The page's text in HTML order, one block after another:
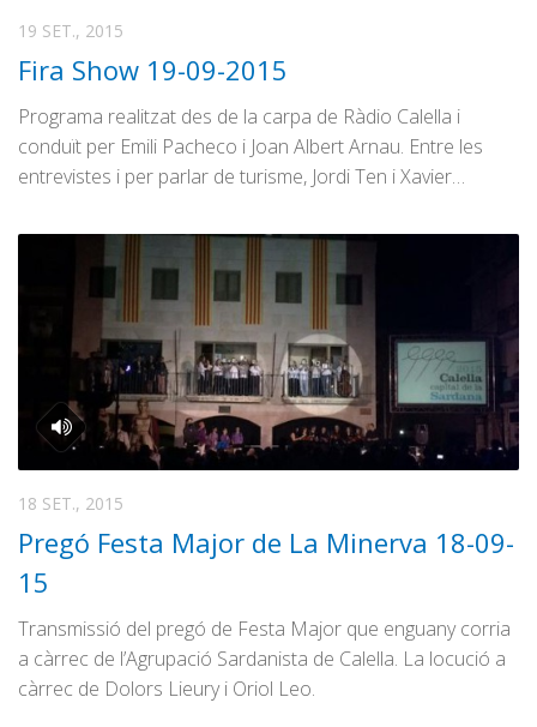
19 SET., 2015
Fira Show 19-09-2015
Programa realitzat des de la carpa de Ràdio Calella i
conduït per Emili Pacheco i Joan Albert Arnau. Entre les
entrevistes i per parlar de turisme, Jordi Ten i Xavier…
18 SET., 2015
Pregó Festa Major de La Minerva 18-09-
15
Transmissió del pregó de Festa Major que enguany corria
a càrrec de l’Agrupació Sardanista de Calella. La locució a
càrrec de Dolors Lieury i Oriol Leo.